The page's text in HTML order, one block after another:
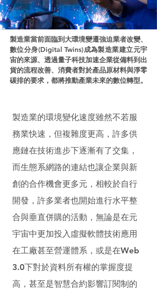
製造業當前面臨到大環境變遷強迫業者改變、
數位分身(Digital Twins)成為製造業建立元宇
宙的來源、透過量子科技加速企業從備料到出
貨的流程改善、消費者對於產品原材料與淨零
碳排的要求，都將推動產業未來的數位轉型。
製造業的環境變化速度雖然不若服
務業快速，但複雜度更高，許多供
應鏈在技術進步下逐漸有了交集，
而生態系網路的連結也讓企業與新
創的合作機會更多元，相較於自行
開發，許多業者也開始進行水平整
合與垂直併購的活動，無論是在元
宇宙中更加投入虛擬軟體技術應用
在工廠甚至營運體系，或是在Web
3.0下對於資料所有權的掌握度提
高，甚至是智慧合約影響訂閱制的